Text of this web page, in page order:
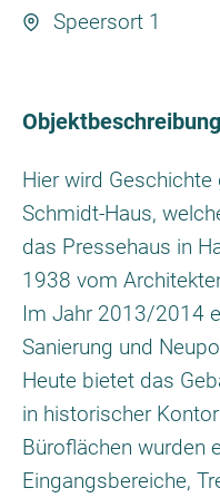
Speersort 1
Objektbeschreibung
Hier wird
Schmidt-Haus,
das Pressehaus in
1938 vom
Im Jahr 2013/2014
Sanierung und
Heute bietet das
in historischer
Büroflächen wurden
Eingangsbereiche,